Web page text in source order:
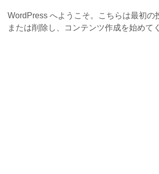
WordPress へようこそ。こちらは最初の
または削除し、コンテンツ作成を始めて